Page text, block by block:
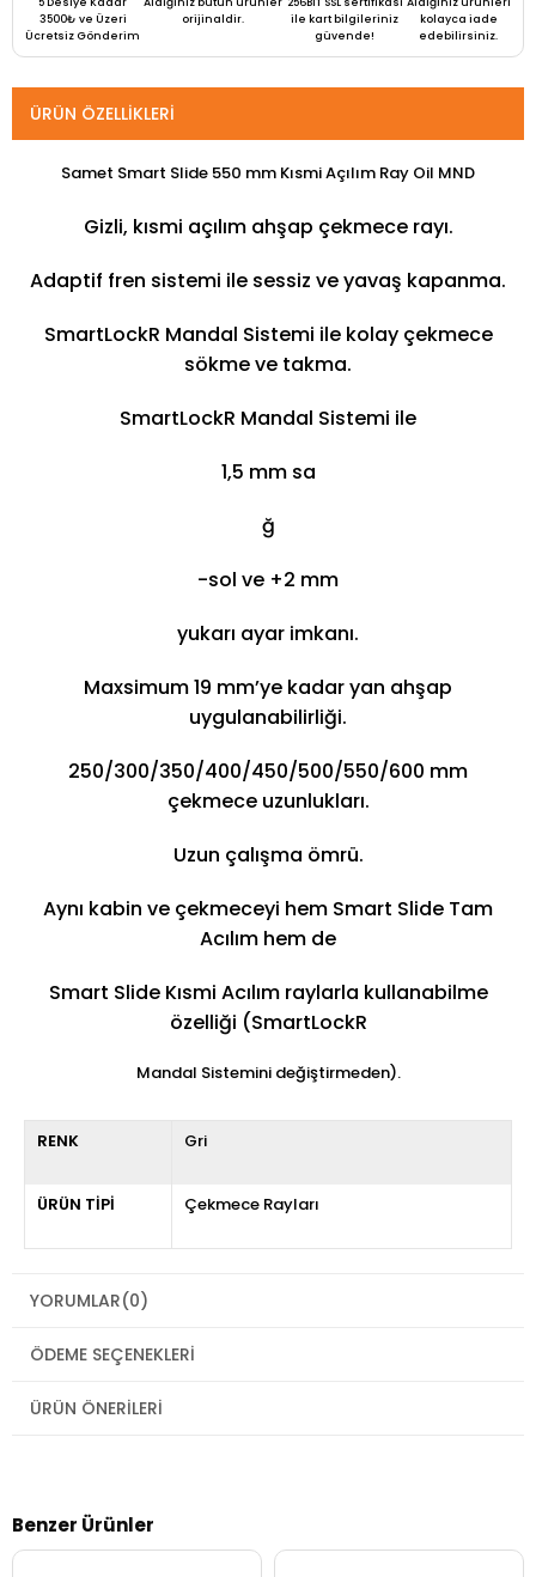
3500₺ ve Üzeri
Ücretsiz Gönderim
orijinaldir.
ile kart bilgileriniz
güvende!
kolayca iade
edebilirsiniz.
ÜRÜN ÖZELLIKLERI
Samet Smart Slide 550 mm Kısmi Açılım Ray Oil MND
Gizli, kısmi açılım ahşap çekmece rayı.
Adaptif fren sistemi ile sessiz ve yavaş kapanma.
SmartLockR Mandal Sistemi ile kolay çekmece
sökme ve takma.
SmartLockR Mandal Sistemi ile
1,5 mm sa
ğ
-sol ve +2 mm
yukarı ayar imkanı.
Maxsimum 19 mm’ye kadar yan ahşap
uygulanabilirliği.
250/300/350/400/450/500/550/600 mm
çekmece uzunlukları.
Uzun çalışma ömrü.
Aynı kabin ve çekmeceyi hem Smart Slide Tam
Acılım hem de
Smart Slide Kısmi Acılım raylarla kullanabilme
özelliği (SmartLockR
Mandal Sistemini değiştirmeden).
RENK Gri
ÜRÜN TİPİ Çekmece Rayları
YORUMLAR(0)
ÖDEME SEÇENEKLERI
ÜRÜN ÖNERILERI
Benzer Ürünler